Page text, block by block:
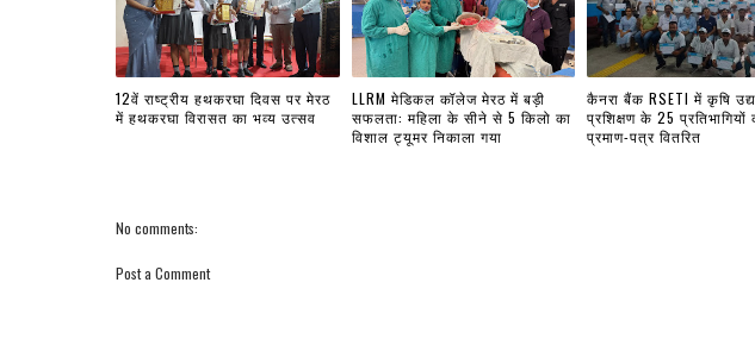
12वें राष्ट्रीय हथकरघा दिवस पर मेरठ
में हथकरघा विरासत का भव्य उत्सव
LLRM मेडिकल कॉलेज मेरठ में बड़ी
सफलता: महिला के सीने से 5 किलो का
विशाल ट्यूमर निकाला गया
कैनरा बैंक RSETI में कृषि
प्रशिक्षण के 25 प्रतिभागियों
प्रमाण-पत्र वितरित
No comments:
Post a Comment